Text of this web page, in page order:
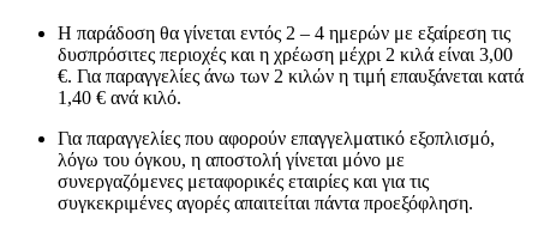
Η παράδοση θα γίνεται εντός 2 – 4 ημερών με εξαίρεση τις
δυσπρόσιτες περιοχές και η χρέωση μέχρι 2 κιλά είναι 3,00
€. Για παραγγελίες άνω των 2 κιλών η τιμή επαυξάνεται κατά
1,40 € ανά κιλό.
Για παραγγελίες που αφορούν επαγγελματικό εξοπλισμό,
λόγω του όγκου, η αποστολή γίνεται μόνο με
συνεργαζόμενες μεταφορικές εταιρίες και για τις
συγκεκριμένες αγορές απαιτείται πάντα προεξόφληση.